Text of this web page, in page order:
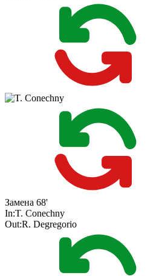
Замена 68'
In:T. Conechny
Out:R. Degregorio